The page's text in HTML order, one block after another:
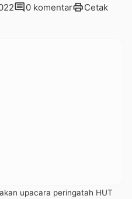
comment0 komentarprintCetak
upacara peringatah HUT